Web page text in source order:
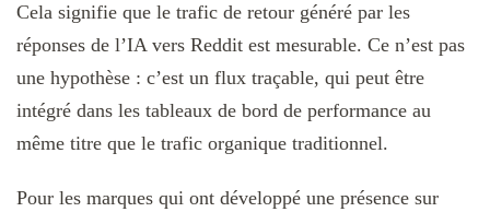
Cela signifie que le trafic de retour généré par les
réponses de l’IA vers Reddit est mesurable. Ce n’est pas
une hypothèse : c’est un flux traçable, qui peut être
intégré dans les tableaux de bord de performance au
même titre que le trafic organique traditionnel.
Pour les marques qui ont développé une présence sur